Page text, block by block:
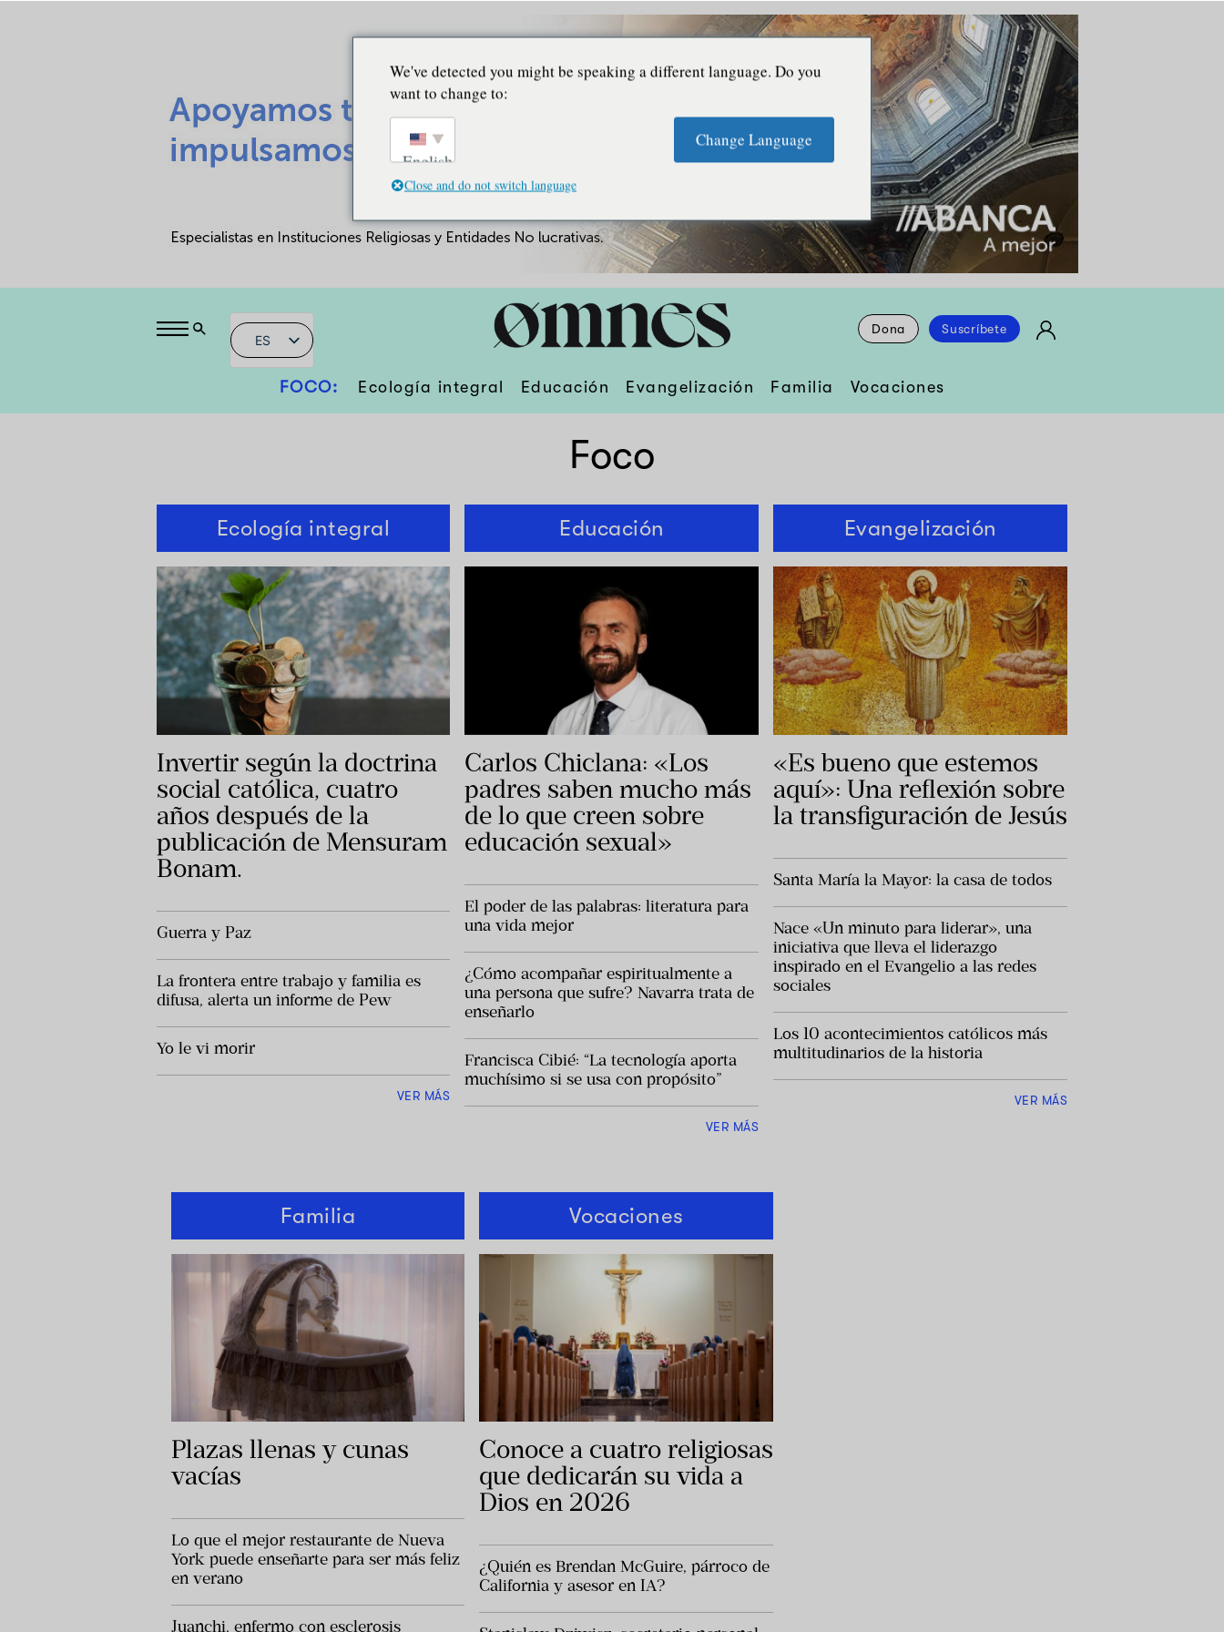
ES
Dona Suscríbete
FOCO: Ecología integral Educación Evangelización Familia Vocaciones
Foco
Ecología integral
Invertir según la doctrina
social católica, cuatro
años después de la
publicación de Mensuram
Bonam.
Guerra y Paz
La frontera entre trabajo y familia es
difusa, alerta un informe de Pew
Yo le vi morir
VER MÁS
Educación
Carlos Chiclana: «Los
padres saben mucho más
de lo que creen sobre
educación sexual»
El poder de las palabras: literatura para
una vida mejor
¿Cómo acompañar espiritualmente a
una persona que sufre? Navarra trata de
enseñarlo
Francisca Cibié: “La tecnología aporta
muchísimo si se usa con propósito”
VER MÁS
Evangelización
«Es bueno que estemos
aquí»: Una reflexión sobre
la transfiguración de Jesús
Santa María la Mayor: la casa de todos
Nace «Un minuto para liderar», una
iniciativa que lleva el liderazgo
inspirado en el Evangelio a las redes
sociales
Los 10 acontecimientos católicos más
multitudinarios de la historia
VER MÁS
Familia
Plazas llenas y cunas
vacías
Lo que el mejor restaurante de Nueva
York puede enseñarte para ser más feliz
en verano
Juanchi, enfermo con esclerosis
Vocaciones
Conoce a cuatro religiosas
que dedicarán su vida a
Dios en 2026
¿Quién es Brendan McGuire, párroco de
California y asesor en IA?
We've detected you might be speaking a different language. Do you
want to change to:
English
Change Language
Close and do not switch language